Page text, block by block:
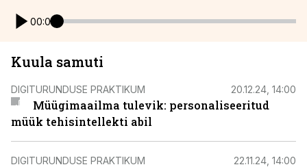
00:00
Kuula samuti
DIGITURUNDUSE PRAKTIKUM 20.12.24, 14:00
Müügimaailma tulevik: personaliseeritud
müük tehisintellekti abil
DIGITURUNDUSE PRAKTIKUM 22.11.24, 14:00